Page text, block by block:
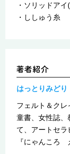
・ソリッドアイ
・ししゅう糸
はっとりみどり
フェルト＆ク
童書、女性誌、
て、アートセラ
『にゃんころ